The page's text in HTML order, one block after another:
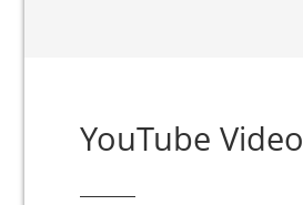
YouTube Video